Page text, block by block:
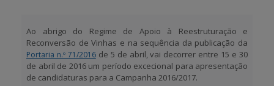
APOIO AO BENEFICIÁRIO
Ao abrigo do Regime de Apoio à Reestruturação e
Reconversão de Vinhas e na sequência da publicação da
Portaria n.º 71/2016de 5 de abril, vai decorrer entre 15 e 30
de abril de 2016um período excecional para apresentação
de candidaturas para a Campanha 2016/2017.